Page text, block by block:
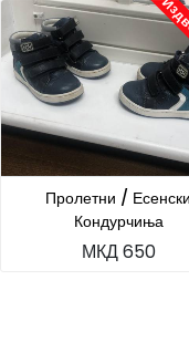
Пролетни / Есенски
Кондурчиња
МКД 650